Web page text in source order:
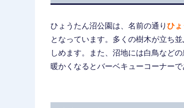
ひょうたん沼公園は、名前の通り ひ
となっています。多くの樹木が立ち
しめます。また、沼地には白鳥など
暖かくなるとバーベキューコーナー